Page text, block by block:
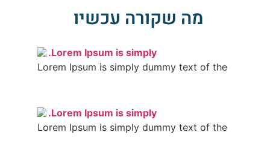
מה שקורה עכשיו
Lorem Ipsum is simply.
Lorem Ipsum is simply dummy text of the
Lorem Ipsum is simply.
Lorem Ipsum is simply dummy text of the